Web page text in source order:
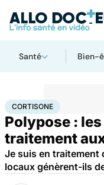
Santé Bien-
AccueilSanté Maladies
CORTISONE
Polypose :
traitement
Je suis en traitement
locaux génèrent-ils